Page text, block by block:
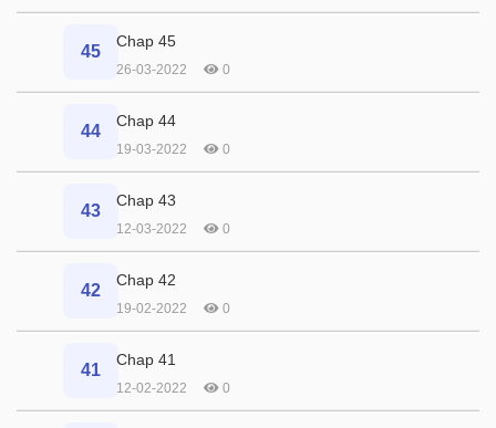
45
Chap 45
26-03-2022 0
44
Chap 44
19-03-2022 0
43
Chap 43
12-03-2022 0
42
Chap 42
19-02-2022 0
41
Chap 41
12-02-2022 0